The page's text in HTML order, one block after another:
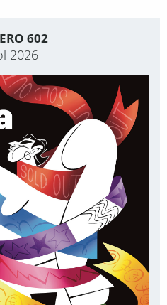
602
2026